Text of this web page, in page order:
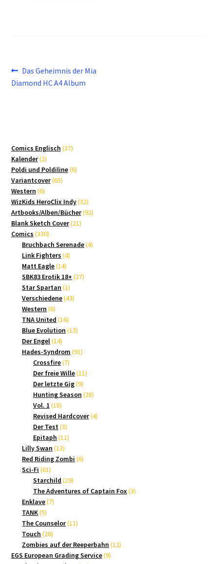
Beitragsnavigation
Vorheriger
Beitrag:
Das Geheimnis der Mia
Diamond HC A4 Album
Comics Englisch 3737
Kalender 22
Produkte
Poldi und Poldiline 66
Variantcover 6565
Western 66
Produkte
WizKids HeroClix Indy 3232
Produkte
Artbooks/Alben/Bücher 9292
Blank Sketch Cover 2121
Comics 330330
Produkte
Bruchbach Serenade 44
Link Fighters 44
Matt Eagle 1414
Produkte
SBK83 Erotik 18+ 2727
Star Spartan 11
Produkt
Verschiedene 4343
Western 66
Produkte
TNA United 1616
Produkte
Blue Evolution 1313
Der Engel 1414
Produkte
Hades-Syndrom 9191
Crossfire 77
Produkte
Der freie Wille 1111
Der letzte Gig 99
Produkte
Hunting Season 2828
Vol. 1 1818
Produkte
Revised Hardcover 44
Der Test 33
Produkte
Epitaph 1111
Lilly Swan 1313
Produkte
Red Riding Zombi 66
Sci-Fi 6161
Produkte
Starchild 2929
Produkte
The Adventures of Captain Fox 33
Enklave 77
TANK 55
Produkte
The Counselor 1111
Touch 2626
Produkte
Zombies auf der Reeperbahn 1212
EGS European Grading Service 99